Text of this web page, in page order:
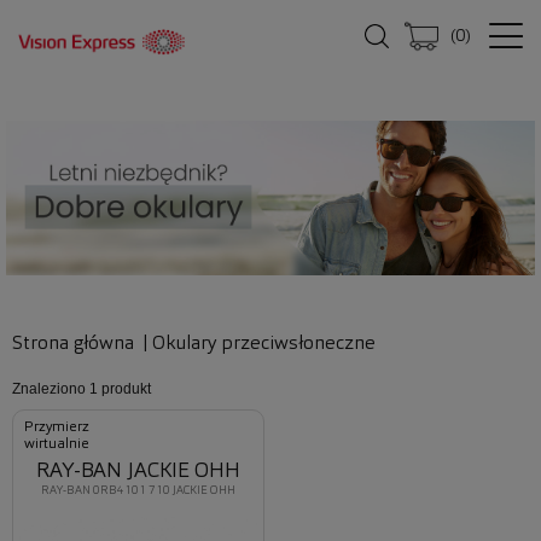
(0)
Strona główna Okulary przeciwsłoneczne
Znaleziono 1 produkt
Przymierz
wirtualnie
RAY-BAN 0RB4101 710 JACKIE OHH
RAY-BAN JACKIE OHH